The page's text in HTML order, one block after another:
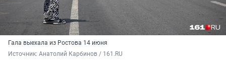
Гала выехала из Ростова 14 июня
Источник: Анатолий Карбинов / 161.RU